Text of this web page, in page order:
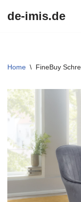
de-imis.de
Home \ FineBuy